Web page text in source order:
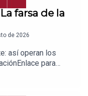
farsa de la
de 2026
así operan los
para
julioastilleroEnl